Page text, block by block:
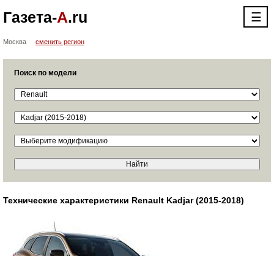
Газета-А.ru ☰
Москва сменить регион
Поиск по модели
Технические характеристики Renault Kadjar (2015-2018)